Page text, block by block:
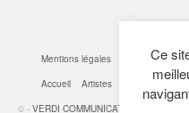
Mentions légales Cookies
Accueil
Artistes Actualités
© - VERDI COMMUNICATION
Ce